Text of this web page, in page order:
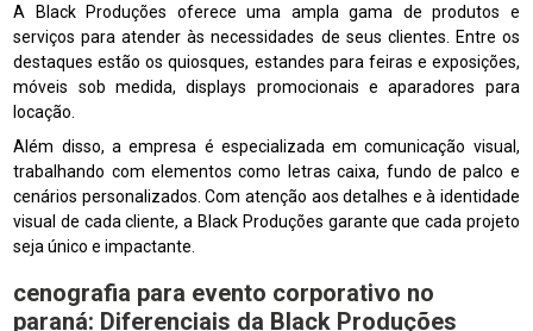
A Black Produções oferece uma ampla gama de produtos e
serviços para atender às necessidades de seus clientes. Entre os
destaques estão os quiosques, estandes para feiras e exposições,
móveis sob medida, displays promocionais e aparadores para
locação.
Além disso, a empresa é especializada em comunicação visual,
trabalhando com elementos como letras caixa, fundo de palco e
cenários personalizados. Com atenção aos detalhes e à identidade
visual de cada cliente, a Black Produções garante que cada projeto
seja único e impactante.
cenografia para evento corporativo no
paraná: Diferenciais da Black Produções